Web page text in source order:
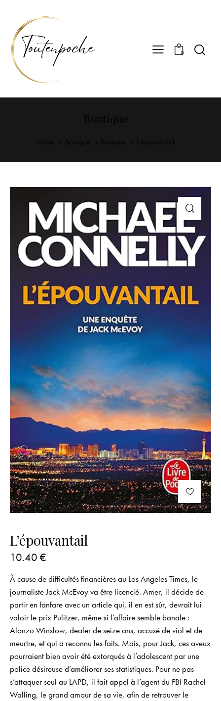
0
L’épouvantail
10.40 €
À cause de difficultés financières au Los Angeles Times, le
journaliste Jack McEvoy va être licencié. Amer, il décide de
partir en fanfare avec un article qui, il en est sûr, devrait lui
valoir le prix Pulitzer, même si l’affaire semble banale :
Alonzo Winslow, dealer de seize ans, accusé de viol et de
meurtre, et qui a reconnu les faits. Mais, pour Jack, ces aveux
pourraient bien avoir été extorqués à l’adolescent par une
police désireuse d’améliorer ses statistiques. Pour ne pas
s’attaquer seul au LAPD, il fait appel à l’agent du FBI Rachel
Walling, le grand amour de sa vie, afin de retrouver le